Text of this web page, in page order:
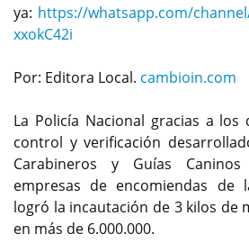
ya: https://whatsapp.com/
xxokC42i
Por: Editora Local. cambioin.com
La Policía Nacional gracias a los
control y verificación
Carabineros y Guías
empresas de encomiendas de
logró la incautación de 3 kilos de
en más de 6.000.000.